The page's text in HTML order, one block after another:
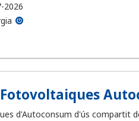
2026
d'Autoconsum d'ús compartit